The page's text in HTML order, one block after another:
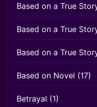
Based on a True
Based on a True
Based on a True
Based on Novel (17)
Betrayal (1)